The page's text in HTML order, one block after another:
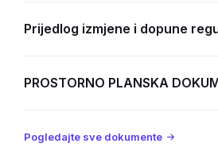
Prijedlog izmjene i dopune
PROSTORNO PLANSKA
Pogledajte sve dokumente